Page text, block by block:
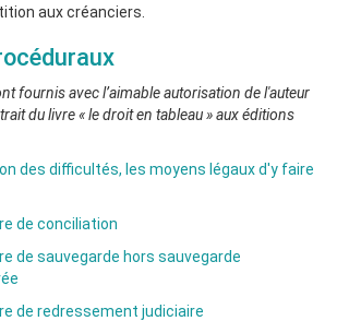
aux créanciers.
fournis avec l’aimable autorisation de l'auteur
du livre « le droit en tableau » aux éditions
des difficultés, les moyens légaux d'y faire
de conciliation
de sauvegarde hors sauvegarde
de redressement judiciaire